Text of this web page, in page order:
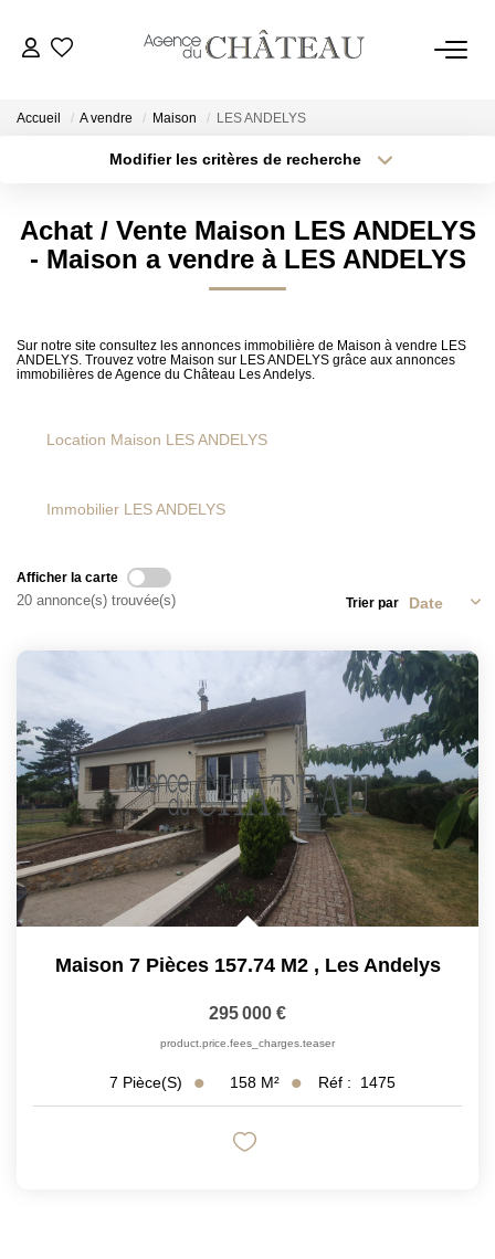
VENDRE
Biens Vendus
L'AGENCE
Accueil A vendre Maison LES ANDELYS
Modifier les critères de recherche
Sélectionnez...
Type de bien
Surface min
Créer une alerte
Achat / Vente Maison LES ANDELYS
- Maison a vendre à LES ANDELYS
Sur notre site consultez les annonces immobilière de Maison à vendre LES
ANDELYS. Trouvez votre Maison sur LES ANDELYS grâce aux annonces
immobilières de Agence du Château Les Andelys.
Location Maison LES ANDELYS
Immobilier LES ANDELYS
Afficher la carte
20 annonce(s) trouvée(s) Trier par
Maison 7 Pièces 157.74 M2 , Les Andelys
295 000 €
product.price.fees_charges.teaser
7 Pièce(s) 158 M² Réf : 1475